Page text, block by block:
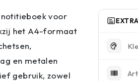
notitieboek voor
het A4-formaat
en metalen
gebruik, zowel